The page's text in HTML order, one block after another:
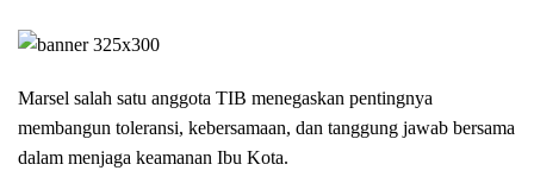
Marsel salah satu anggota TIB menegaskan pentingnya
membangun toleransi, kebersamaan, dan tanggung jawab bersama
dalam menjaga keamanan Ibu Kota.